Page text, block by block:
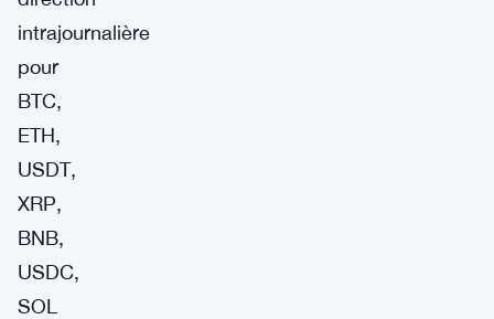
intrajournalière
pour
BTC,
ETH,
USDT,
XRP,
BNB,
USDC,
SOL